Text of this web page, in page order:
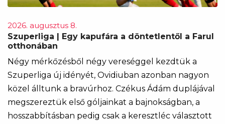
2026. augusztus 8.
Szuperliga | Egy kapufára a döntetlentől a Farul
otthonában
Négy mérkőzésből négy vereséggel kezdtük a
Szuperliga új idényét, Ovidiuban azonban nagyon
közel álltunk a bravúrhoz. Czékus Ádám duplájával
megszereztük első góljainkat a bajnokságban, a
hosszabbításban pedig csak a keresztléc választott